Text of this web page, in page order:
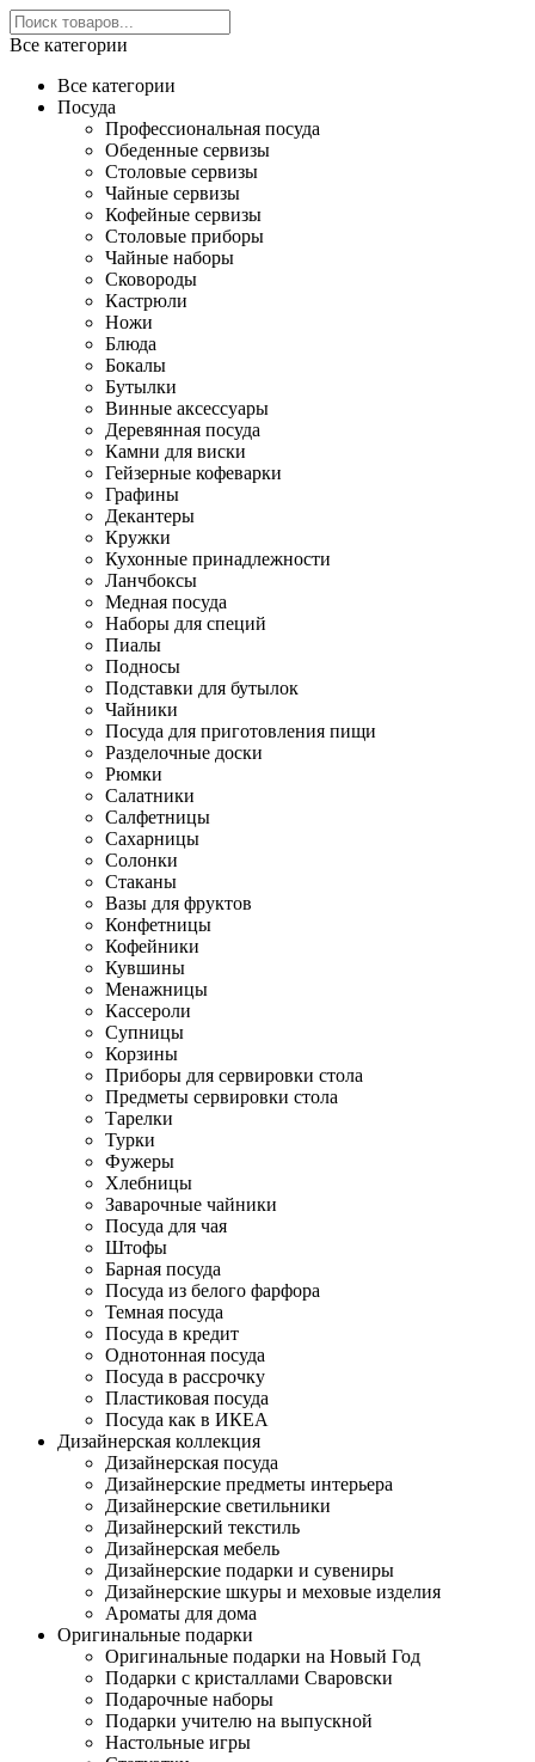
Все категории
Все категории
Посуда
Профессиональная посуда
Обеденные сервизы
Столовые сервизы
Чайные сервизы
Кофейные сервизы
Столовые приборы
Чайные наборы
Сковороды
Кастрюли
Ножи
Блюда
Бокалы
Бутылки
Винные аксессуары
Деревянная посуда
Камни для виски
Гейзерные кофеварки
Графины
Декантеры
Кружки
Кухонные принадлежности
Ланчбоксы
Медная посуда
Наборы для специй
Пиалы
Подносы
Подставки для бутылок
Чайники
Посуда для приготовления пищи
Разделочные доски
Рюмки
Салатники
Салфетницы
Сахарницы
Солонки
Стаканы
Вазы для фруктов
Конфетницы
Кофейники
Кувшины
Менажницы
Кассероли
Супницы
Корзины
Приборы для сервировки стола
Предметы сервировки стола
Тарелки
Турки
Фужеры
Хлебницы
Заварочные чайники
Посуда для чая
Штофы
Барная посуда
Посуда из белого фарфора
Темная посуда
Посуда в кредит
Однотонная посуда
Посуда в рассрочку
Пластиковая посуда
Посуда как в ИКЕА
Дизайнерская коллекция
Дизайнерская посуда
Дизайнерские предметы интерьера
Дизайнерские светильники
Дизайнерский текстиль
Дизайнерская мебель
Дизайнерские подарки и сувениры
Дизайнерские шкуры и меховые изделия
Ароматы для дома
Оригинальные подарки
Оригинальные подарки на Новый Год
Подарки с кристаллами Сваровски
Подарочные наборы
Подарки учителю на выпускной
Настольные игры